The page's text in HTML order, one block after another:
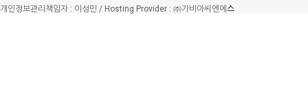
개인정보관리책임자 : 이성민 / Hosting Provider : ㈜가비아씨엔에 스